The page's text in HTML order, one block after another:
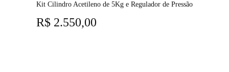
Kit Cilindro Acetileno de 5Kg e Regulador de Pressão
R$ 2.550,00